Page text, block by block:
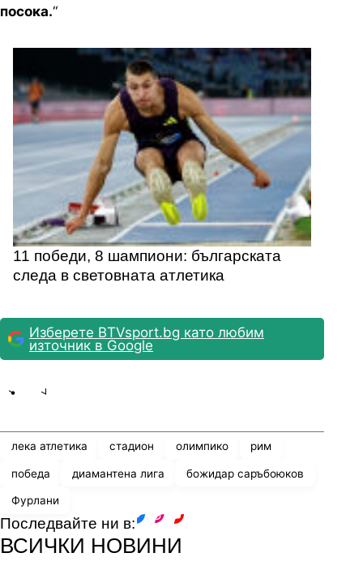
посока.“
11 победи, 8 шампиони: българската
следа в световната атлетика
Изберете BTVsport.bg като любим
източник в Google
лека атлетика стадион олимпико рим
победа диамантена лига божидар саръбоюков
Фурлани
Последвайте ни в:
ВСИЧКИ НОВИНИ